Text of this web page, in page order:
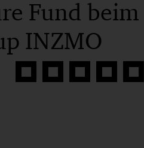
Fund beim
INZMO
Auf
Auf
Auf
Auf
Link